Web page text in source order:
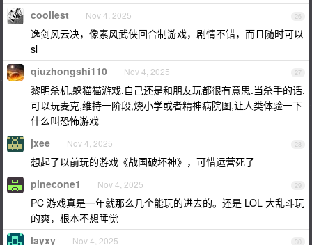
26
coollest Nov 4, 2025
逸剑风云决，像素风武侠回合制游戏，剧情不错，而且随时可以
sl
27
qiuzhongshi110 Nov 4, 2025
黎明杀机,躲猫猫游戏.自己还是和朋友玩都很有意思.当杀手的话,
可以玩麦克,维持一阶段,烧小学或者精神病院图,让人类体验一下
什么叫恐怖游戏
28
jxee Nov 4, 2025
想起了以前玩的游戏《战国破坏神》，可惜运营死了
29
pinecone1 Nov 4, 2025
PC 游戏真是一年就那么几个能玩的进去的。还是 LOL 大乱斗玩
的爽，根本不想睡觉
30
layxy Nov 4, 2025